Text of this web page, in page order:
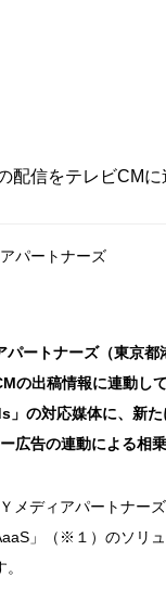
配信をテレビCM
パートナーズ
パートナーズ（東京
の出稿情報に連動し
」の対応媒体に、新
広告の連動による相
メディアパートナー
」（※１）のソリ